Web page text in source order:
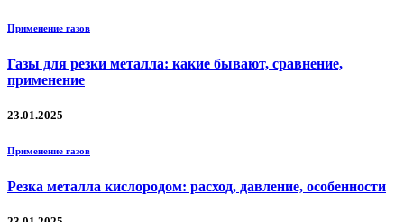
Применение газов
Газы для резки металла: какие бывают, сравнение,
применение
23.01.2025
Применение газов
Резка металла кислородом: расход, давление, особенности